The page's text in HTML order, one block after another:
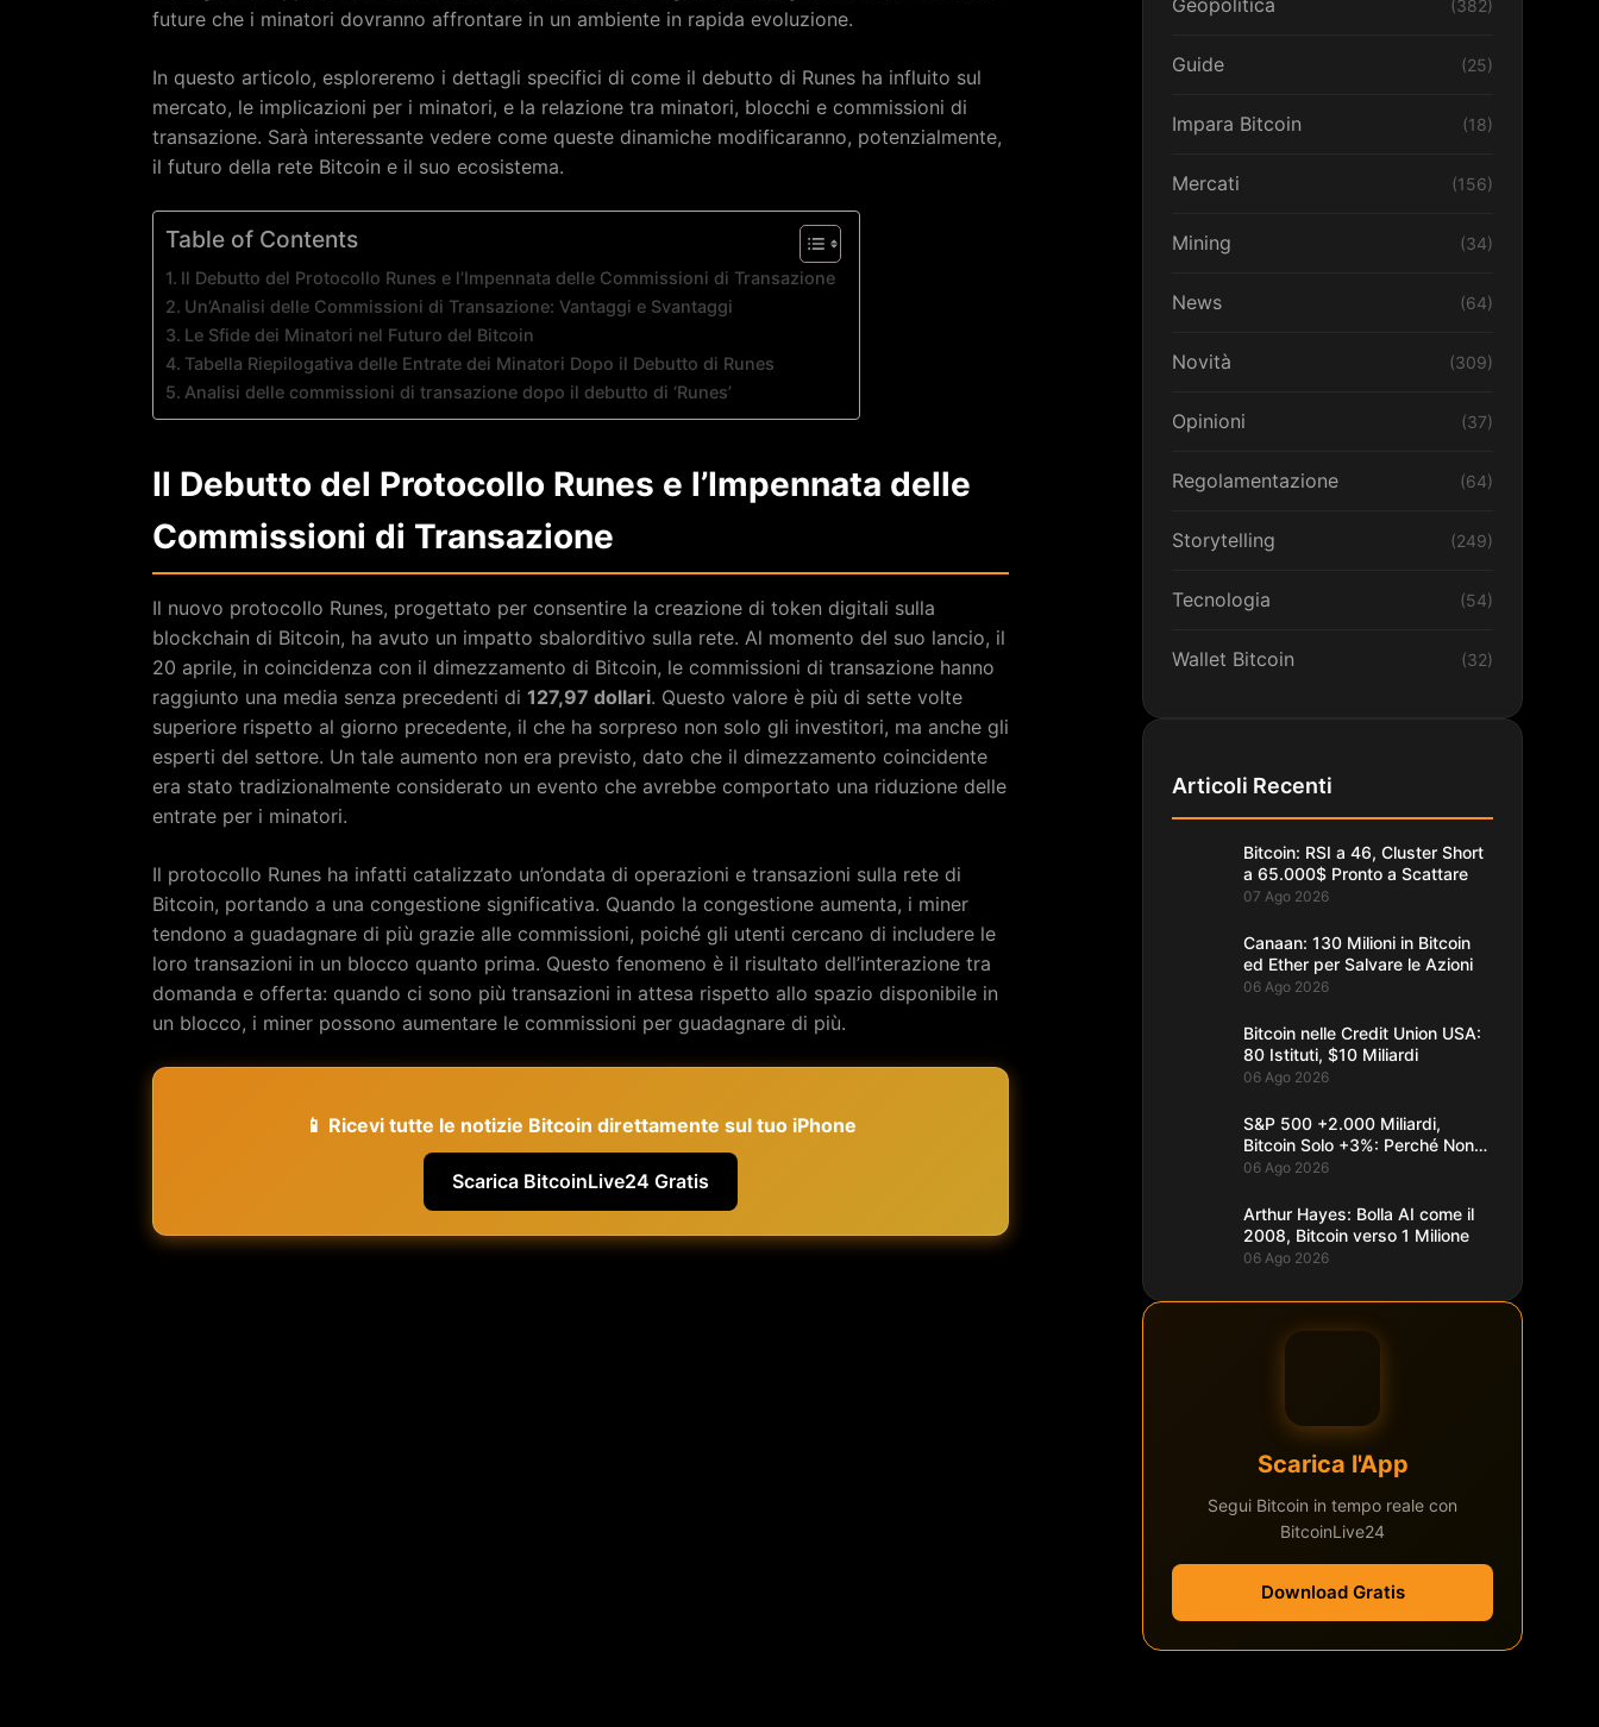
future che i minatori dovranno affrontare in un ambiente in rapida evoluzione.
In questo articolo, esploreremo i dettagli specifici di come il debutto di Runes ha influito sul
mercato, le implicazioni per i minatori, e la relazione tra minatori, blocchi e commissioni di
transazione. Sarà interessante vedere come queste dinamiche modificaranno, potenzialmente,
il futuro della rete Bitcoin e il suo ecosistema.
Table of Contents
Il Debutto del Protocollo Runes e l’Impennata delle Commissioni di Transazione
Un’Analisi delle Commissioni di Transazione: Vantaggi e Svantaggi
Le Sfide dei Minatori nel Futuro del Bitcoin
Tabella Riepilogativa delle Entrate dei Minatori Dopo il Debutto di Runes
Analisi delle commissioni di transazione dopo il debutto di ‘Runes’
Il Debutto del Protocollo Runes e l’Impennata delle
Commissioni di Transazione
Il nuovo protocollo Runes, progettato per consentire la creazione di token digitali sulla
blockchain di Bitcoin, ha avuto un impatto sbalorditivo sulla rete. Al momento del suo lancio, il
20 aprile, in coincidenza con il dimezzamento di Bitcoin, le commissioni di transazione hanno
raggiunto una media senza precedenti di 127,97 dollari. Questo valore è più di sette volte
superiore rispetto al giorno precedente, il che ha sorpreso non solo gli investitori, ma anche gli
esperti del settore. Un tale aumento non era previsto, dato che il dimezzamento coincidente
era stato tradizionalmente considerato un evento che avrebbe comportato una riduzione delle
entrate per i minatori.
Il protocollo Runes ha infatti catalizzato un’ondata di operazioni e transazioni sulla rete di
Bitcoin, portando a una congestione significativa. Quando la congestione aumenta, i miner
tendono a guadagnare di più grazie alle commissioni, poiché gli utenti cercano di includere le
loro transazioni in un blocco quanto prima. Questo fenomeno è il risultato dell’interazione tra
domanda e offerta: quando ci sono più transazioni in attesa rispetto allo spazio disponibile in
un blocco, i miner possono aumentare le commissioni per guadagnare di più.
📱 Ricevi tutte le notizie Bitcoin direttamente sul tuo iPhone
Scarica BitcoinLive24 Gratis
Geopolitica (382)
Guide (25)
Impara Bitcoin (18)
Mercati (156)
Mining (34)
News (64)
Novità (309)
Opinioni (37)
Regolamentazione (64)
Storytelling (249)
Tecnologia (54)
Wallet Bitcoin (32)
Articoli Recenti
Bitcoin: RSI a 46, Cluster Short
a 65.000$ Pronto a Scattare
07 Ago 2026
Canaan: 130 Milioni in Bitcoin
ed Ether per Salvare le Azioni
06 Ago 2026
Bitcoin nelle Credit Union USA:
80 Istituti, $10 Miliardi
06 Ago 2026
S&P 500 +2.000 Miliardi,
Bitcoin Solo +3%: Perché Non
Segue
06 Ago 2026
Arthur Hayes: Bolla AI come il
2008, Bitcoin verso 1 Milione
06 Ago 2026
Scarica l'App
Segui Bitcoin in tempo reale con
BitcoinLive24
Download Gratis